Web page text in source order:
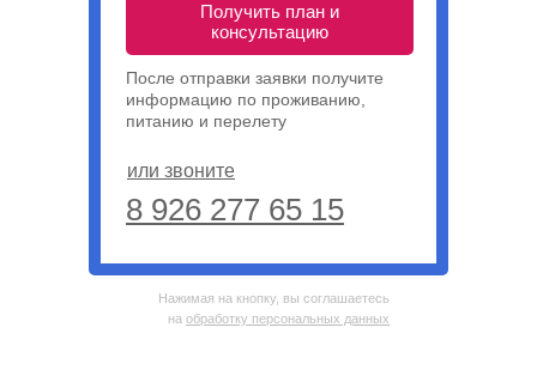
Получить план и
консультацию
Нажимая на кнопку, вы соглашаетесь
на обработку персональных данных
или звоните
После отправки заявки получите
информацию по проживанию,
питанию и перелету
8 926 277 65 15